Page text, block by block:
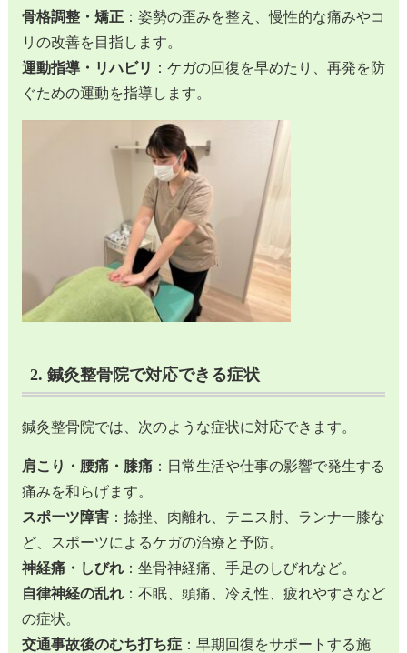
骨格調整・矯正：姿勢の歪みを整え、慢性的な痛みやコ
リの改善を目指します。
運動指導・リハビリ ：ケガの回復を早めたり、再発を防
ぐための運動を指導します。
2. 鍼灸整骨院で対応できる症状
鍼灸整骨院では、次のような症状に対応できます。
肩こり・腰痛・膝痛：日常生活や仕事の影響で発生する
痛みを和らげます。
スポーツ障害：捻挫、肉離れ、テニス肘、ランナー膝な
ど、スポーツによるケガの治療と予防。
神経痛・しびれ：坐骨神経痛、手足のしびれなど。
自律神経の乱れ：不眠、頭痛、冷え性、疲れやすさなど
の症状。
交通事故後のむち打ち症：早期回復をサポートする施